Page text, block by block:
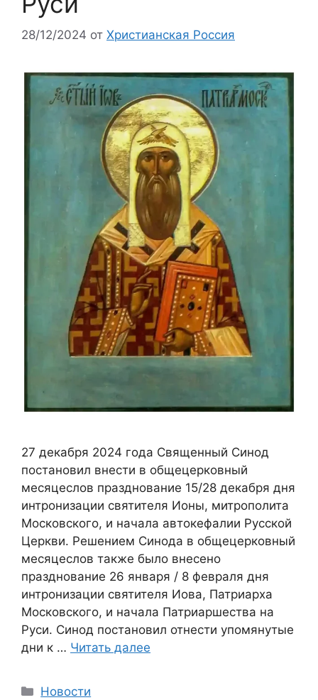
28/12/2024 от Христианская Россия
27 декабря 2024 года Священный Синод
постановил внести в общецерковный
месяцеслов празднование 15/28 декабря дня
интронизации святителя Ионы, митрополита
Московского, и начала автокефалии Русской
Церкви. Решением Синода в общецерковный
месяцеслов также было внесено
празднование 26 января / 8 февраля дня
интронизации святителя Иова, Патриарха
Московского, и начала Патриаршества на
Руси. Синод постановил отнести упомянутые
дни к … Читать далее
Рубрики
Новости